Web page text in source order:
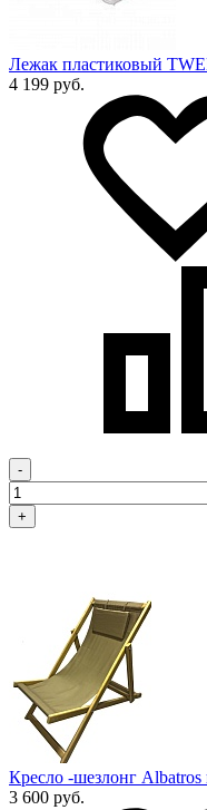
Лежак пластиковый
4 199 руб.
-
+
Кресло -шезлонг
3 600 руб.